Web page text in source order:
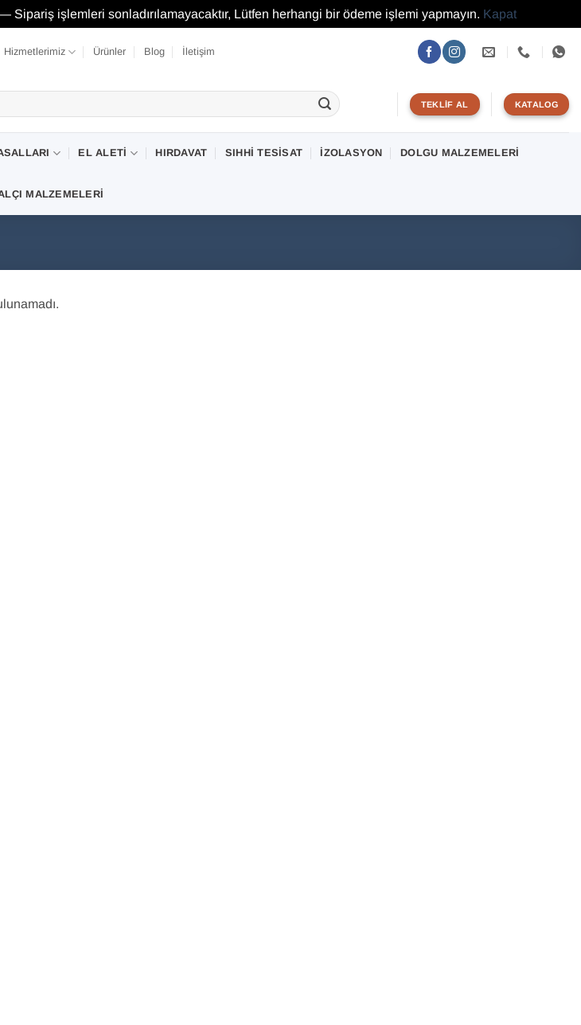
işlemleri sonladırılamayacaktır, Lütfen herhangi bir ödeme işlemi yapmayın. Kapat
Hizmetlerimiz Ürünler Blog İletişim
TEKLIF AL KATALOG
EL ALETI HIRDAVAT SIHHI TESISAT İZOLASYON DOLGU MALZEMELERI
MALZEMELERI